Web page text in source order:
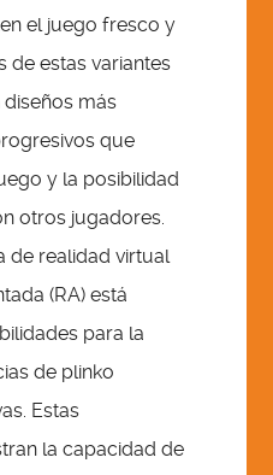
el juego fresco y
de estas variantes
más
que
y la posibilidad
otros jugadores.
de realidad virtual
(RA) está
para la
de plinko
Estas
la capacidad de